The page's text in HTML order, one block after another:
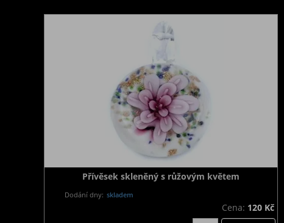
Přívěsek skleněný s růžovým květem
Dodání dny: skladem
Cena: 120 Kč